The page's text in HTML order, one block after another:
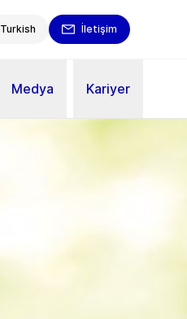
Turkish İletişim
Medya Kariyer